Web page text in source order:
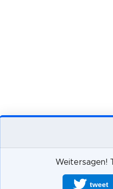
Weitersagen!
tweet